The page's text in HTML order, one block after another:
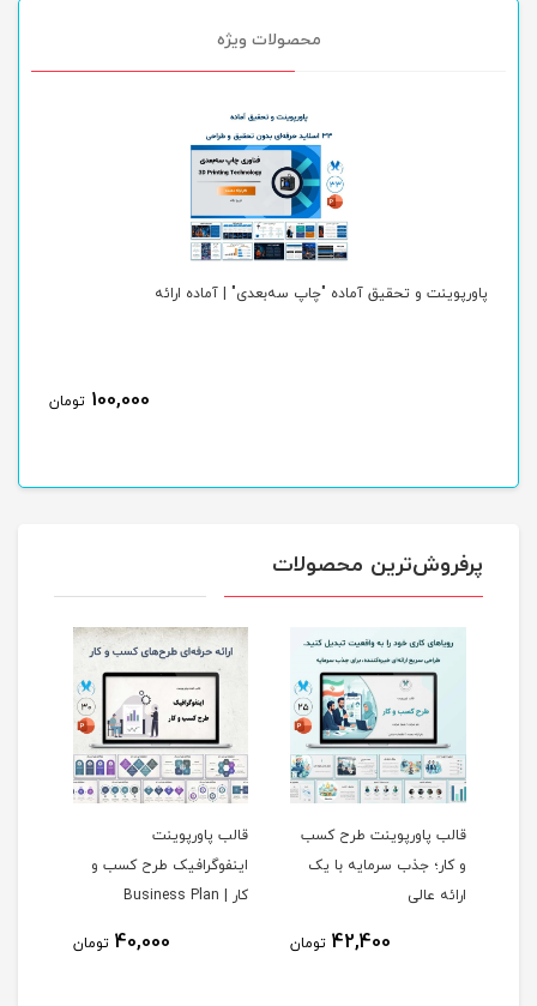
محصولات ویژه
پاورپوینت و تحقیق آماده "چاپ سه‌بعدی" | آماده ارائه
100,000 تومان
پرفروش‌ترین محصولات
قالب پاورپوینت طرح کسب‌
و کار؛ جذب سرمایه با یک
ارائه عالی
42,400 تومان
قالب پاورپوینت
اینفوگرافیک طرح کسب و
کار | Business Plan
40,000 تومان